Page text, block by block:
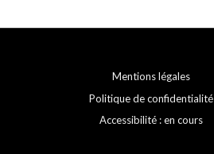
Mentions légales
Politique de confidentialité
Accessibilité : en cours